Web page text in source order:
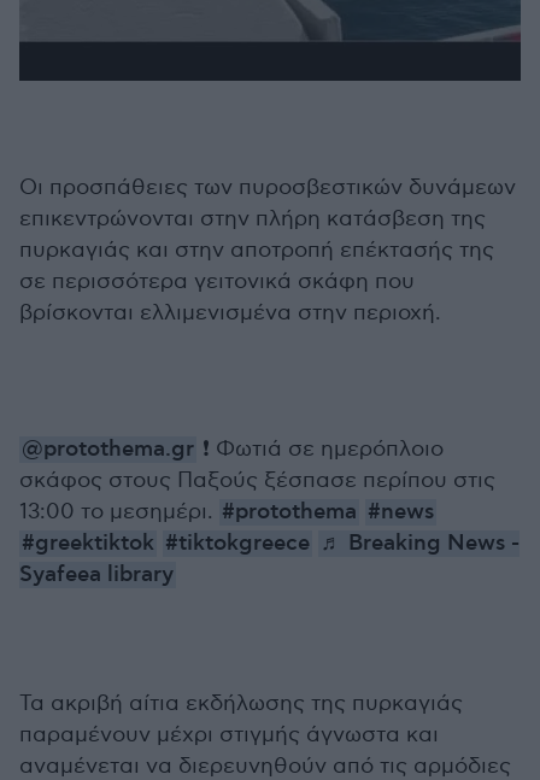
Οι προσπάθειες των πυροσβεστικών δυνάμεων
επικεντρώνονται στην πλήρη κατάσβεση της
πυρκαγιάς και στην αποτροπή επέκτασής της
σε περισσότερα γειτονικά σκάφη που
βρίσκονται ελλιμενισμένα στην περιοχή.
@protothema.gr ❗️ Φωτιά σε ημερόπλοιο
σκάφος στους Παξούς ξέσπασε περίπου στις
13:00 το μεσημέρι. #protothema #news
#greektiktok #tiktokgreece ♬ Breaking News -
Syafeea library
Τα ακριβή αίτια εκδήλωσης της πυρκαγιάς
παραμένουν μέχρι στιγμής άγνωστα και
αναμένεται να διερευνηθούν από τις αρμόδιες